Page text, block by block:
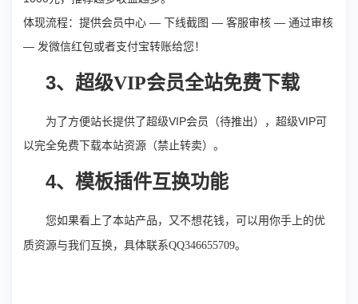
体现流程：提供会员中心 — 下线截图 — 客服审核 — 通过审核
— 发微信红包或者支付宝转账给您！
3、超级VIP会员全站免费下载
为了方便站长提供了超级VIP会员（待推出），超级VIP可
以完全免费下载本站资源（禁止转卖） 。
4、模板插件互换功能
您如果看上了本站产品，又不想花钱，可以用你手上的优
质资源与我们互换，具体联系QQ346655709。